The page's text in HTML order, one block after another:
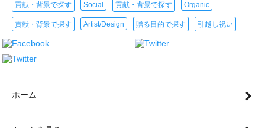
貢献・背景で探す Social 貢献・背景で探す Organic
貢献・背景で探す Artist/Design 贈る目的で探す 引越し祝い
ホーム